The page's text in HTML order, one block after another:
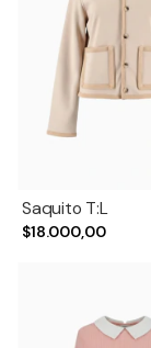
Saquito T:L
$18.000,00